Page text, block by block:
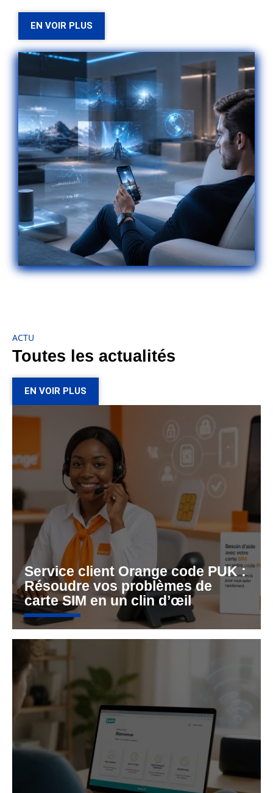
EN VOIR PLUS
ACTU
Toutes les actualités
EN VOIR PLUS
Service client Orange code PUK :
Résoudre vos problèmes de
carte SIM en un clin d’œil